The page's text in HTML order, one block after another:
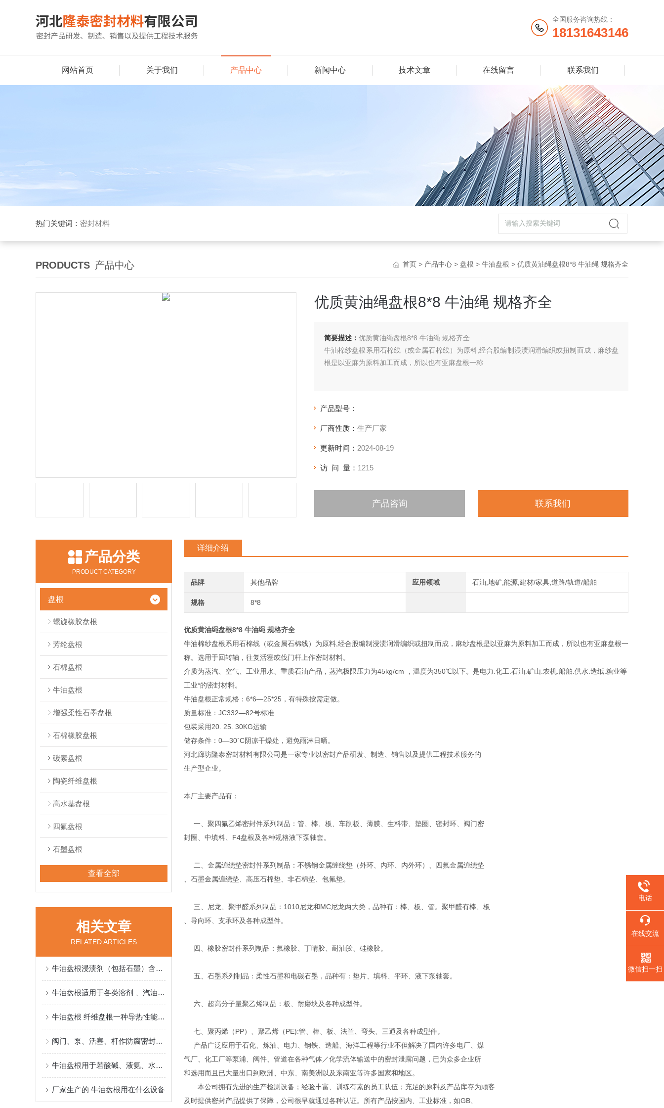
全国服务咨询热线：
18131643146
网站首页 关于我们 产品中心 新闻中心 技术文章 在线留言 联系我们
热门关键词： 密封材料
PRODUCTS 产品中心 首页 > 产品中心 > 盘根 > 牛油盘根 > 优质黄油绳盘根8*8 牛油绳 规格齐全
优质黄油绳盘根8*8 牛油绳 规格齐全
简要描述： 优质黄油绳盘根8*8 牛油绳 规格齐全
牛油棉纱盘根系用石棉线（或金属石棉线）为原料,经合股编制浸渍润滑编织或扭制而成，麻纱盘
根是以亚麻为原料加工而成，所以也有亚麻盘根一称
产品型号：
厂商性质： 生产厂家
更新时间： 2024-08-19
访 问 量： 1215
产品咨询 联系我们
产品分类
PRODUCT CATEGORY
盘根
螺旋橡胶盘根
芳纶盘根
石棉盘根
牛油盘根
增强柔性石墨盘根
石棉橡胶盘根
碳素盘根
陶瓷纤维盘根
高水基盘根
四氟盘根
石墨盘根
查看全部
相关文章
RELATED ARTICLES
牛油盘根浸渍剂（包括石墨）含量的测定标准
牛油盘根适用于各类溶剂 、汽油、水、液氮介质的泵、阀门、反应釜密封
牛油盘根 纤维盘根一种导热性能好、耐酸碱
阀门、泵、活塞、杆作防腐密封选用牛油盘根很合适
牛油盘根用于若酸碱、液氨、水、油品介质、杆作防腐密封
厂家生产的 牛油盘根用在什么设备
详细介绍
品牌 其他品牌 应用领域 石油,地矿,能源,建材/家具,道路/轨道/船舶
规格 8*8
优质黄油绳盘根8*8 牛油绳 规格齐全
牛油棉纱盘根系用石棉线（或金属石棉线）为原料,经合股编制浸渍润滑编织或扭制而成，麻纱盘根是以亚麻为原料加工而成，所以也有亚麻盘根一
称。选用于回转轴，往复活塞或伐门杆上作密封材料。
介质为蒸汽、空气、工业用水、重质石油产品，蒸汽极限压力为45kg/cm ，温度为350℃以下。是电力.化工.石油.矿山.农机.船舶.供水.造纸.糖业等
工业*的密封材料。
牛油盘根正常规格：6*6—25*25，有特殊按需定做。
质量标准：JC332—82号标准
包装采用20. 25. 30KG运输
储存条件：0—30`C阴凉干燥处，避免雨淋日晒。
河北廊坊隆泰密封材料有限公司是一家专业以密封产品研发、制造、销售以及提供工程技术服务的
生产型企业。
本厂主要产品有：
一、聚四氟乙烯密封件系列制品：管、棒、板、车削板、薄膜、生料带、垫圈、密封环、阀门密
封圈、中填料、F4盘根及各种规格液下泵轴套。
二、金属缠绕垫密封件系列制品：不锈钢金属缠绕垫（外环、内环、内外环）、四氟金属缠绕垫
、石墨金属缠绕垫、高压石棉垫、非石棉垫、包氟垫。
三、尼龙、聚甲醛系列制品：1010尼龙和MC尼龙两大类，品种有：棒、板、管。聚甲醛有棒、板
、导向环、支承环及各种成型件。
四、橡胶密封件系列制品：氟橡胶、丁晴胶、耐油胶、硅橡胶。
五、石墨系列制品：柔性石墨和电碳石墨，品种有：垫片、填料、平环、液下泵轴套。
六、超高分子量聚乙烯制品：板、耐磨块及各种成型件。
七、聚丙烯（PP）、聚乙烯（PE):管、棒、板、法兰、弯头、三通及各种成型件。
产品广泛应用于石化、炼油、电力、钢铁、造船、海洋工程等行业不但解决了国内许多电厂、煤
气厂、化工厂等泵浦、阀件、管道在各种气体／化学流体输送中的密封泄露问题，已为众多企业所
和选用而且已大量出口到欧洲、中东、南美洲以及东南亚等许多国家和地区。
本公司拥有先进的生产检测设备；经验丰富、训练有素的员工队伍；充足的原料及产品库存为顾客
及时提供密封产品提供了保障，公司很早就通过各种认证。所有产品按国内、工业标准，如GB、
电话
在线交流
微信扫一扫